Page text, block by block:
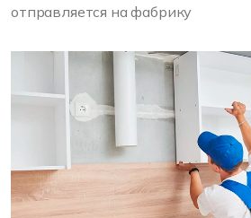
отправляется на фабрику